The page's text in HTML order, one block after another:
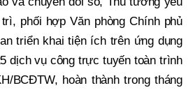
phối hợp Văn phòng Chính phủ
triển khai tiện ích trên ứng dụng
dịch vụ công trực tuyến toàn trình
BCĐTW, hoàn thành trong tháng